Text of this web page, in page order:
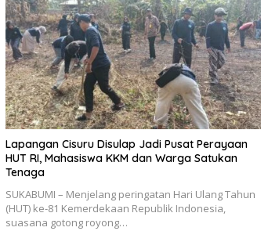
Lapangan Cisuru Disulap Jadi Pusat Perayaan
HUT RI, Mahasiswa KKM dan Warga Satukan
Tenaga
SUKABUMI – Menjelang peringatan Hari Ulang Tahun
(HUT) ke-81 Kemerdekaan Republik Indonesia,
suasana gotong royong…